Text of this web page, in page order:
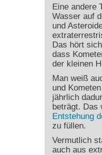
Eine andere
Wasser auf
und
Das hört
dass
der kleinen
Man weiß
und
jährlich
beträgt. Das
Entstehung
zu füllen.
Vermutlich
auch aus